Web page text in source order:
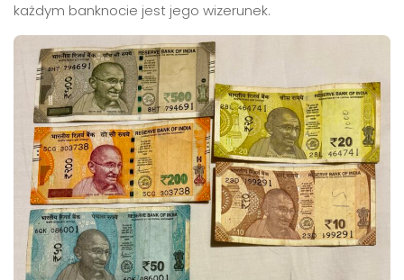
każdym banknocie jest jego wizerunek.